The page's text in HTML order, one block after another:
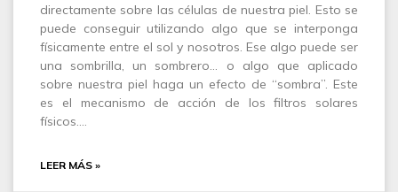
directamente sobre las células de nuestra piel. Esto se
puede conseguir utilizando algo que se interponga
físicamente entre el sol y nosotros. Ese algo puede ser
una sombrilla, un sombrero… o algo que aplicado
sobre nuestra piel haga un efecto de “sombra”. Este
es el mecanismo de acción de los filtros solares
físicos.…
LEER MÁS »